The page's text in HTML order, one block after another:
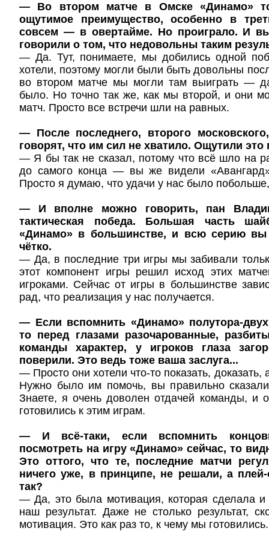
— Во втором матче в Омске «Динамо»
ощутимое преимущество, особенно в
совсем — в овертайме. Но проиграло. И
говорили о том, что недовольны таким
— Да. Тут, понимаете, мы добились одной
хотели, поэтому могли были быть довольны
во втором матче мы могли там выиграть —
было. Но точно так же, как мы второй, и они
матч. Просто все встречи шли на равных.
— После последнего, второго
говорят, что им сил не хватило. Ощутили это
— Я бы так не сказал, потому что всё шло на
до самого конца — вы же видели
Просто я думаю, что удачи у нас было
— И вполне можно говорить, пан
тактическая победа. Большая часть
«Динамо» в большинстве, и всю серию вы
чётко.
— Да, в последние три игры мы забивали
этот компонент игры решил исход этих
игроками. Сейчас от игры в большинстве
рад, что реализация у нас получается.
— Если вспомнить «Динамо» полутора-
то перед глазами разочарованные,
команды характер, у игроков глаза
поверили. Это ведь тоже ваша заслуга...
— Просто они хотели что-то показать, доказать,
Нужно было им помочь, вы правильно
Знаете, я очень доволен отдачей команды, и
готовились к этим играм.
— И всё-таки, если вспомнить
посмотреть на игру «Динамо» сейчас, то
Это оттого, что те, последние матчи
ничего уже, в принципе, не решали, а
так?
— Да, это была мотивация, которая сделала и
наш результат. Даже не столько результат,
мотивация. Это как раз то, к чему мы готовились.